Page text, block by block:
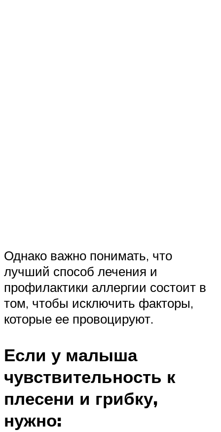
Однако важно понимать, что
лучший способ лечения и
профилактики аллергии состоит в
том, чтобы исключить факторы,
которые ее провоцируют.
Если у малыша
чувствительность к
плесени и грибку,
нужно: